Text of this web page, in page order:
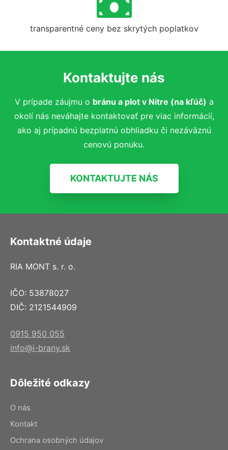
transparentné ceny bez skrytých poplatkov
Kontaktujte nás
V prípade záujmu o bránu a plot v Nitre (na kľúč) a
okolí nás neváhajte kontaktovať pre viac informácií,
ako aj prípadnú bezplatnú obhliadku či nezáväznú
cenovú ponuku.
KONTAKTUJTE NÁS
Kontaktné údaje
RIA MONT s. r. o.
IČO: 53878027
DIČ: 2121544909
0915 950 055
info@i-brany.sk
Dôležité odkazy
O nás
Kontakt
Ochrana osobných údajov